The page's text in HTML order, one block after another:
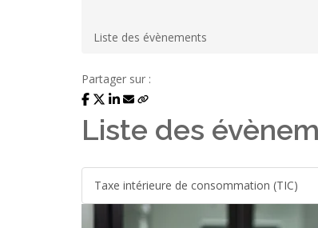
Liste des évènements
Partager sur :
Liste des
Taxe intérieure de consommation (TIC)